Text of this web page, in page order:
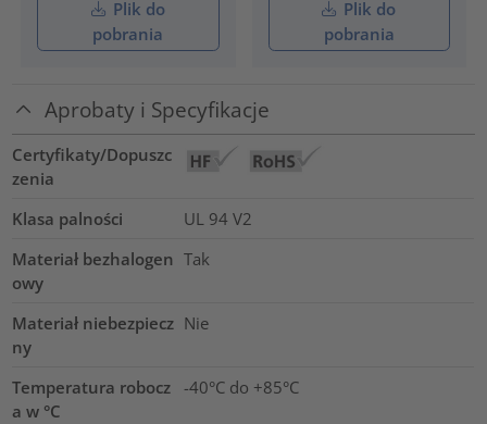
Plik do
pobrania
Plik do
pobrania
Aprobaty i Specyfikacje
Certyfikaty/Dopuszc
zenia
Klasa palności
UL 94 V2
Materiał bezhalogen
owy
Tak
Materiał niebezpiecz
ny
Nie
Temperatura robocz
a w °C
-40°C do +85°C